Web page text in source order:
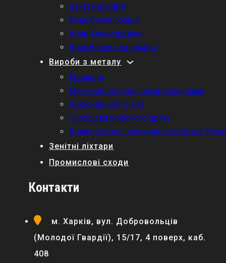
Вантажні ліфти
Кран балки опорні
Кран-балки підвісні
Кран балки стаціонарні
Вироби з металу
Естакади
Металоконструкції за кресленнями
Колючий дріт Єгоза
Скоба для колючого дроту
Комплектуючі для колючого дроту Єгоза
Зенітні ліхтари
Промислові сходи
Контакти
м. Харків, вул. Добровольців
(Молодої Гвардії), 15/17, 4 поверх, каб.
408